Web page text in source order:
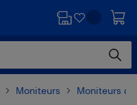
Moniteurs Moniteurs